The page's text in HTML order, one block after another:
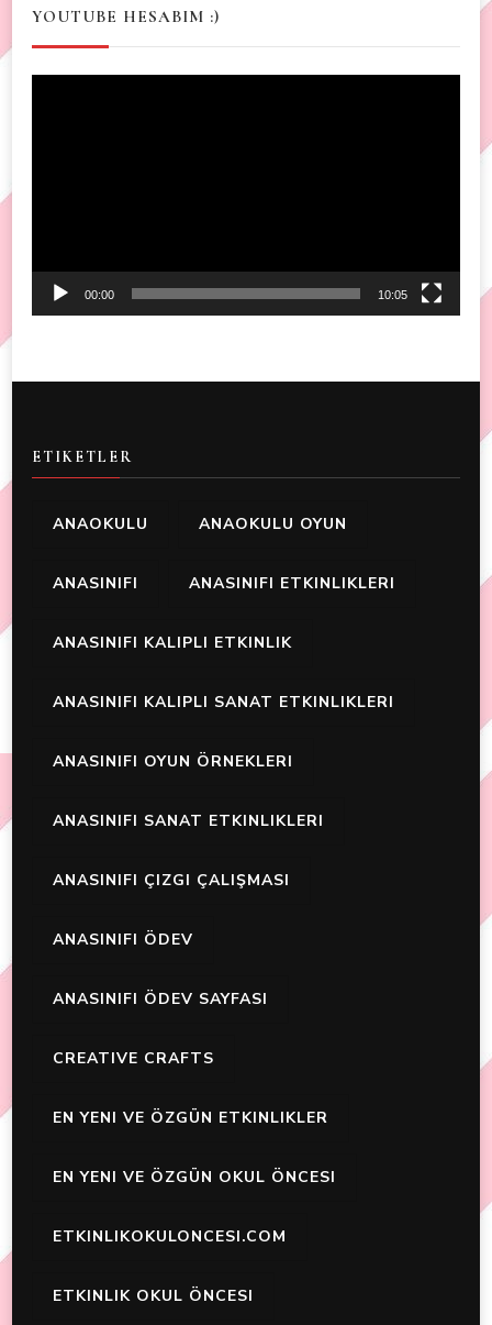
YOUTUBE HESABIM :)
00:00 10:05
ETIKETLER
ANAOKULU ANAOKULU OYUN
ANASINIFI ANASINIFI ETKINLIKLERI
ANASINIFI KALIPLI ETKINLIK
ANASINIFI KALIPLI SANAT ETKINLIKLERI
ANASINIFI OYUN ÖRNEKLERI
ANASINIFI SANAT ETKINLIKLERI
ANASINIFI ÇIZGI ÇALIŞMASI
ANASINIFI ÖDEV
ANASINIFI ÖDEV SAYFASI
CREATIVE CRAFTS
EN YENI VE ÖZGÜN ETKINLIKLER
EN YENI VE ÖZGÜN OKUL ÖNCESI
ETKINLIKOKULONCESI.COM
ETKINLIK OKUL ÖNCESI